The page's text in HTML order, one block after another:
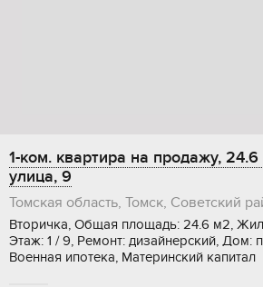
1-ком. квартира на продажу,
улица, 9
Томская область, Томск, Советский
Вторичка, Общая площадь: 24.6 м2,
Этаж: 1 / 9, Ремонт: дизайнерский, Дом:
Военная ипотека, Материнский капитал